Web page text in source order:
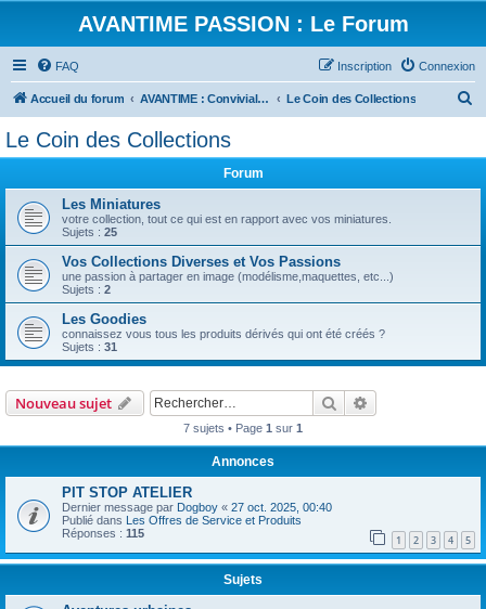
AVANTIME PASSION : Le Forum
FAQ Connexion
Inscription
Accueil du forum AVANTIME : Convivialité et Partage Le Coin des Collections
e
Le Coin des Collections
Forum
Les Miniatures
votre collection, tout ce qui est en rapport avec vos miniatures.
Sujets : 25
Vos Collections Diverses et Vos Passions
une passion à partager en image (modélisme,maquettes, etc...)
Sujets : 2
Les Goodies
connaissez vous tous les produits dérivés qui ont été créés ?
Sujets : 31
Nouveau sujet Rechercher
7 sujets • Page 1 sur 1
Annonces
PIT STOP ATELIER
Dernier message par Dogboy « 27 oct. 2025, 00:40
Publié dans Les Offres de Service et Produits
Réponses : 115 1 2 3 4 5
Sujets